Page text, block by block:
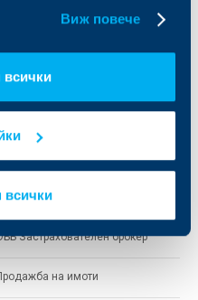
Виж повече
всички
на KBC
Интерлийз
Пенсионно осигуряване
Застрахователен брокер
на имоти